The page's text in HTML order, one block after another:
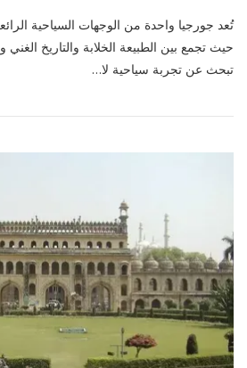
تُعد جورجيا واحدة من الوجهات السياحية
حيث تجمع بين الطبيعة الخلابة والتاريخ الغني
تبحث عن تجربة سياحية لا…